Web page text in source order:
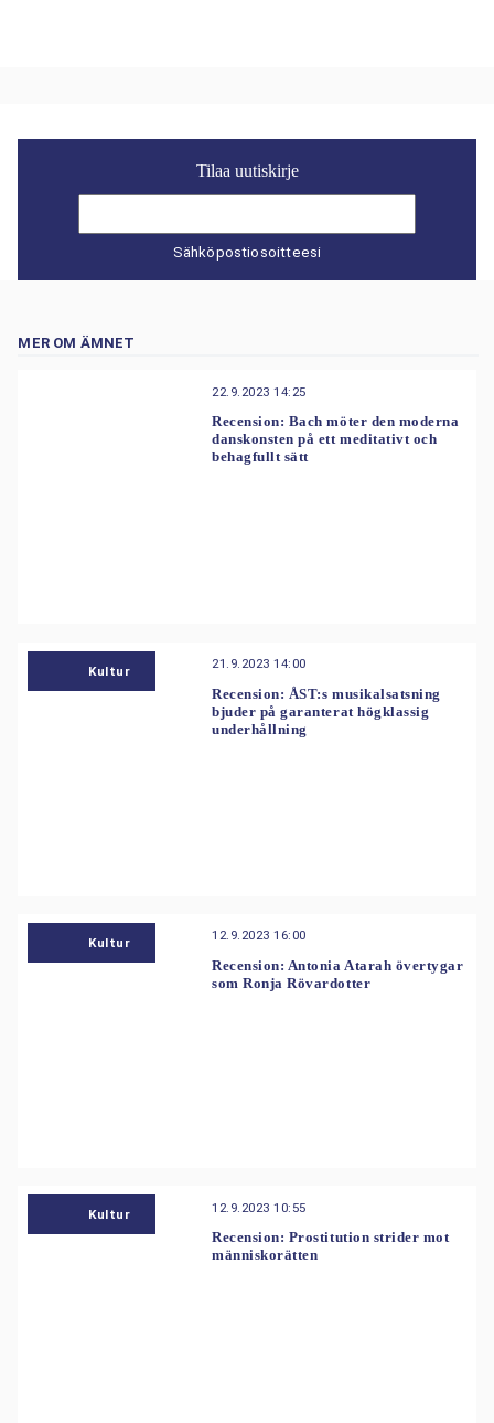
Tilaa uutiskirje
Sähköpostiosoitteesi
MER OM ÄMNET
22.9.2023 14:25
Recension: Bach möter den moderna
danskonsten på ett meditativt och
behagfullt sätt
Kultur 21.9.2023 14:00
Recension: ÅST:s musikalsatsning
bjuder på garanterat högklassig
underhållning
Kultur 12.9.2023 16:00
Recension: Antonia Atarah övertygar
som Ronja Rövardotter
Kultur 12.9.2023 10:55
Recension: Prostitution strider mot
människorätten